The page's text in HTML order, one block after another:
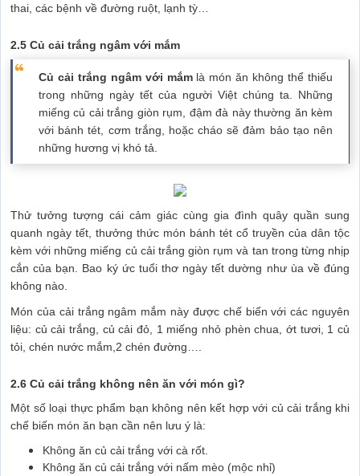
thai, các bệnh về đường ruột, lạnh tỳ…
2.5 Củ cải trắng ngâm với mắm
Củ cải trắng ngâm với mắmlà món ăn không thể thiếu
trong những ngày tết của người Việt chúng ta. Những
miếng củ cải trắng giòn rụm, đậm đà này thường ăn kèm
với bánh tét, cơm trắng, hoặc cháo sẽ đảm bảo tạo nên
những hương vị khó tả.
Thử tưởng tượng cái cảm giác cùng gia đình quây quần sung
quanh ngày tết, thưởng thức món bánh tét cổ truyền của dân tộc
kèm với những miếng củ cải trắng giòn rụm và tan trong từng nhịp
cắn của bạn. Bao ký ức tuổi thơ ngày tết dường như ùa về đúng
không nào.
Món của cải trắng ngâm mắm này được chế biến với các nguyên
liệu: củ cải trắng, củ cải đỏ, 1 miếng nhỏ phèn chua, ớt tươi, 1 củ
tỏi, chén nước mắm,2 chén đường….
2.6 Củ cải trắng không nên ăn với món gì?
Một số loại thực phẩm bạn không nên kết hợp với củ cải trắng khi
chế biến món ăn bạn cần nên lưu ý là:
Không ăn củ cải trắng với cà rốt.
Không ăn củ cải trắng với nấm mèo (mộc nhỉ)